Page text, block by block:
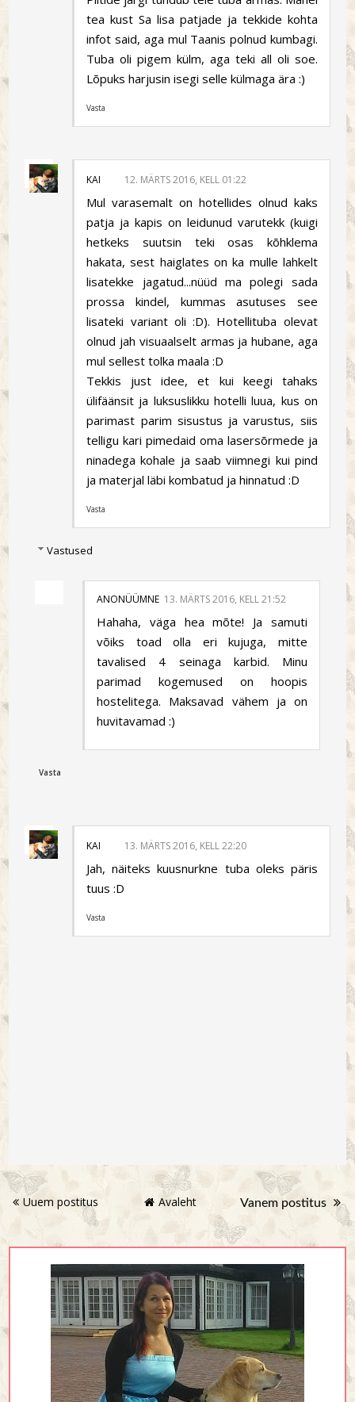
tea kust Sa lisa patjade ja tekkide kohta
infot said, aga mul Taanis polnud kumbagi.
Tuba oli pigem külm, aga teki all oli soe.
Lõpuks harjusin isegi selle külmaga ära :)
Vasta
KAI 12. MÄRTS 2016, KELL 01:22
Mul varasemalt on hotellides olnud kaks
patja ja kapis on leidunud varutekk (kuigi
hetkeks suutsin teki osas kõhklema
hakata, sest haiglates on ka mulle lahkelt
lisatekke jagatud...nüüd ma polegi sada
prossa kindel, kummas asutuses see
lisateki variant oli :D). Hotellituba olevat
olnud jah visuaalselt armas ja hubane, aga
mul sellest tolka maala :D
Tekkis just idee, et kui keegi tahaks
ülifäänsit ja luksuslikku hotelli luua, kus on
parimast parim sisustus ja varustus, siis
telligu kari pimedaid oma lasersõrmede ja
ninadega kohale ja saab viimnegi kui pind
ja materjal läbi kombatud ja hinnatud :D
Vasta
Vastused
ANONÜÜMNE 13. MÄRTS 2016, KELL 21:52
Hahaha, väga hea mõte! Ja samuti
võiks toad olla eri kujuga, mitte
tavalised 4 seinaga karbid. Minu
parimad kogemused on hoopis
hostelitega. Maksavad vähem ja on
huvitavamad :)
Vasta
KAI 13. MÄRTS 2016, KELL 22:20
Jah, näiteks kuusnurkne tuba oleks päris
tuus :D
Vasta
Uuem postitus Vanem postitus
Avaleht